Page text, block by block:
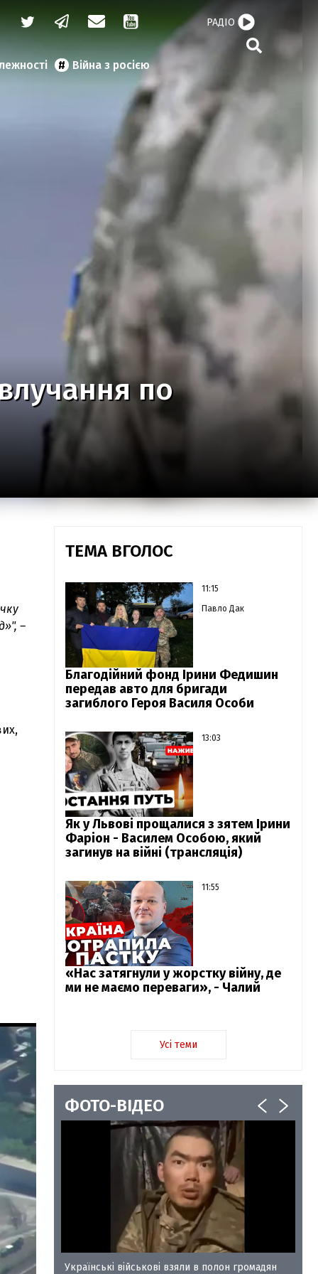
Війна з росією
РАДІО
по
, –
ТЕМА ВГОЛОС
11:15
Павло Дак
Благодійний фонд Ірини Федишин
передав авто для бригади
загиблого Героя Василя Особи
13:03
Як у Львові прощалися з зятем Ірини
Фаріон - Василем Особою, який
загинув на війні (трансляція)
11:55
«Нас затягнули у жорстку війну, де
ми не маємо переваги», - Чалий
Усі теми
ФОТО-ВІДЕО
35
Українські військові взяли в полон громадян